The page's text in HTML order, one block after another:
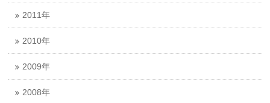
2011年
2010年
2009年
2008年